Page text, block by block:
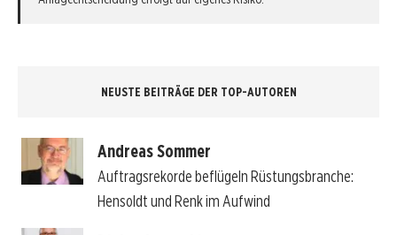
NEUSTE BEITRÄGE DER TOP-AUTOREN
Andreas Sommer
Auftragsrekorde beflügeln Rüstungsbranche:
Hensoldt und Renk im Aufwind